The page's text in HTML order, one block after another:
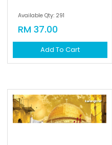
Available Qty: 291
RM 37.00
Add To Cart